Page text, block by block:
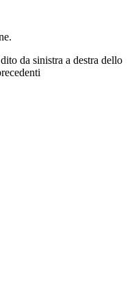
da sinistra a destra dello